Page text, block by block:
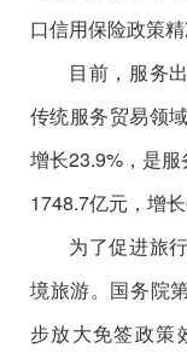
口信用保险政策精
目前，服务
传统服务贸易领
增长23.9%，是
1748.7亿元，增
为了促进旅
境旅游。国务院
步放大免签政策